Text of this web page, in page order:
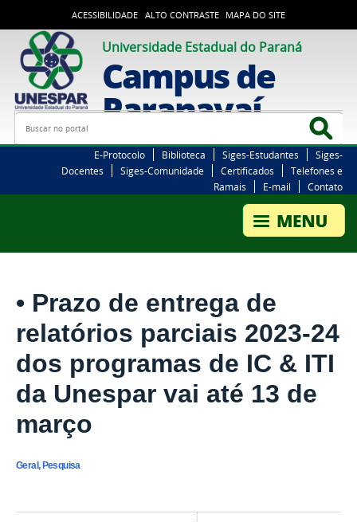
ACESSIBILIDADE ALTO CONTRASTE MAPA DO SITE
Universidade Estadual do Paraná
Campus de
Paranavaí
Busca
E-Protocolo Biblioteca Siges-Estudantes
Siges-
Docentes
Siges-Comunidade Certificados
Telefones e
Ramais
E-mail Contato
• Prazo de entrega de
relatórios parciais 2023-24
dos programas de IC & ITI
da Unespar vai até 13 de
março
Geral, Pesquisa